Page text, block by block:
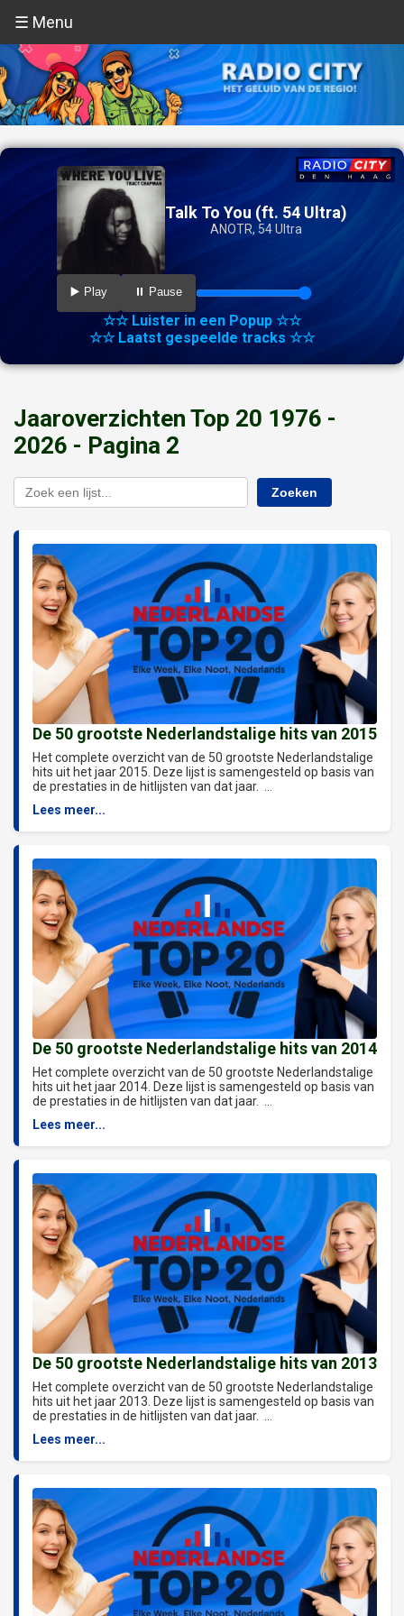
☰ Menu
Talk To You (ft. 54 Ultra)
ANOTR, 54 Ultra
▶️ Play ⏸️ Pause
☆☆ Luister in een Popup ☆☆
☆☆ Laatst gespeelde tracks ☆☆
Jaaroverzichten Top 20 1976 -
2026 - Pagina 2
Zoeken
De 50 grootste Nederlandstalige hits van 2015
Het complete overzicht van de 50 grootste Nederlandstalige
hits uit het jaar 2015. Deze lijst is samengesteld op basis van
de prestaties in de hitlijsten van dat jaar. ...
Lees meer...
De 50 grootste Nederlandstalige hits van 2014
Het complete overzicht van de 50 grootste Nederlandstalige
hits uit het jaar 2014. Deze lijst is samengesteld op basis van
de prestaties in de hitlijsten van dat jaar. ...
Lees meer...
De 50 grootste Nederlandstalige hits van 2013
Het complete overzicht van de 50 grootste Nederlandstalige
hits uit het jaar 2013. Deze lijst is samengesteld op basis van
de prestaties in de hitlijsten van dat jaar. ...
Lees meer...